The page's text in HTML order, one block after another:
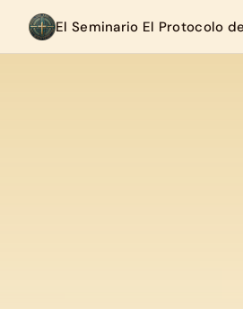
El Seminario El Protocolo